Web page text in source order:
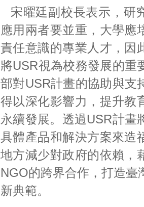
宋曜廷副校長表示，研
應用兩者要並重，大學應
責任意識的專業人才，因
將USR視為校務發展的重
部對USR計畫的協助與支
得以深化影響力，提升教
永續發展。透過USR計畫
具體產品和解決方案來造
地方減少對政府的依賴，
NGO的跨界合作，打造臺
新典範。